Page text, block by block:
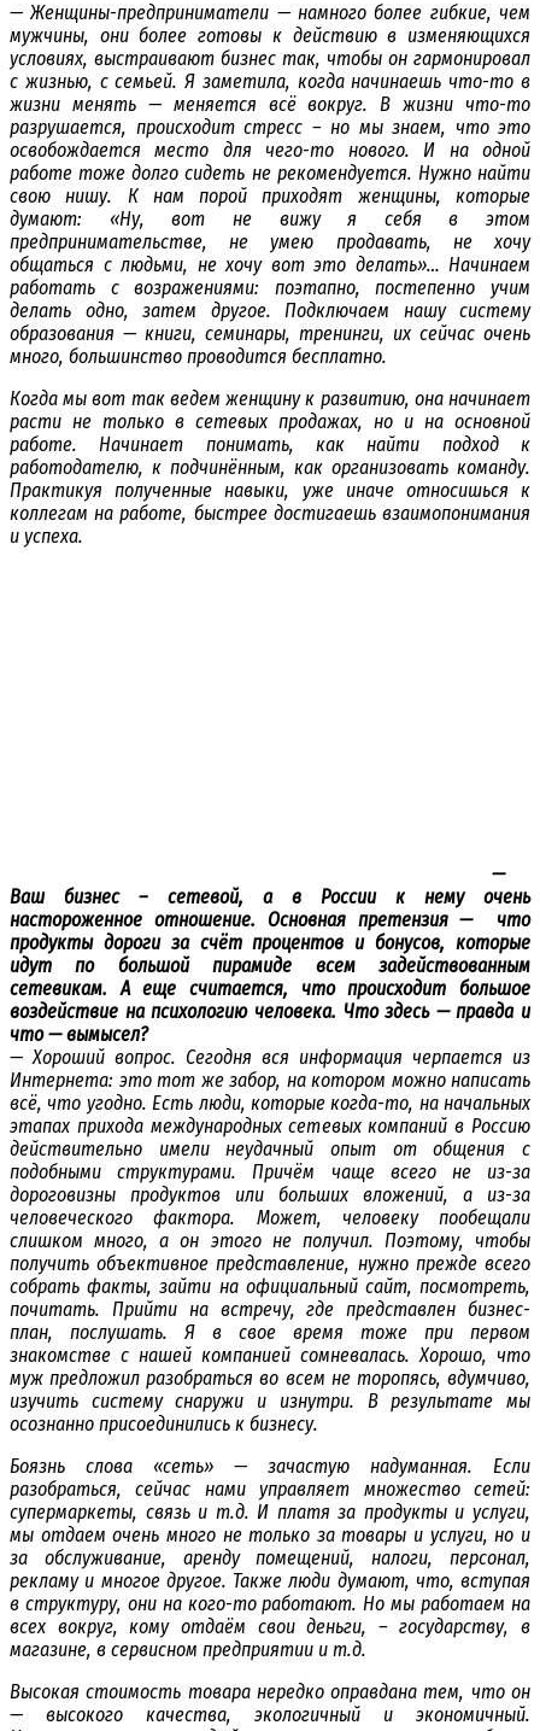
— Женщины-предприниматели — намного более гибкие, чем
мужчины, они более готовы к действию в изменяющихся
условиях, выстраивают бизнес так, чтобы он гармонировал
с жизнью, с семьей. Я заметила, когда начинаешь что-то в
жизни менять — меняется всё вокруг. В жизни что-то
разрушается, происходит стресс – но мы знаем, что это
освобождается место для чего-то нового. И на одной
работе тоже долго сидеть не рекомендуется. Нужно найти
свою нишу. К нам порой приходят женщины, которые
думают: «Ну, вот не вижу я себя в этом
предпринимательстве, не умею продавать, не хочу
общаться с людьми, не хочу вот это делать»… Начинаем
работать с возражениями: поэтапно, постепенно учим
делать одно, затем другое. Подключаем нашу систему
образования — книги, семинары, тренинги, их сейчас очень
много, большинство проводится бесплатно.
Когда мы вот так ведем женщину к развитию, она начинает
расти не только в сетевых продажах, но и на основной
работе. Начинает понимать, как найти подход к
работодателю, к подчинённым, как организовать команду.
Практикуя полученные навыки, уже иначе относишься к
коллегам на работе, быстрее достигаешь взаимопонимания
и успеха.
—
Ваш бизнес – сетевой, а в России к нему очень
настороженное отношение. Основная претензия — что
продукты дороги за счёт процентов и бонусов, которые
идут по большой пирамиде всем задействованным
сетевикам. А еще считается, что происходит большое
воздействие на психологию человека. Что здесь — правда и
что — вымысел?
— Хороший вопрос. Сегодня вся информация черпается из
Интернета: это тот же забор, на котором можно написать
всё, что угодно. Есть люди, которые когда-то, на начальных
этапах прихода международных сетевых компаний в Россию
действительно имели неудачный опыт от общения с
подобными структурами. Причём чаще всего не из-за
дороговизны продуктов или больших вложений, а из-за
человеческого фактора. Может, человеку пообещали
слишком много, а он этого не получил. Поэтому, чтобы
получить объективное представление, нужно прежде всего
собрать факты, зайти на официальный сайт, посмотреть,
почитать. Прийти на встречу, где представлен бизнес-
план, послушать. Я в свое время тоже при первом
знакомстве с нашей компанией сомневалась. Хорошо, что
муж предложил разобраться во всем не торопясь, вдумчиво,
изучить систему снаружи и изнутри. В результате мы
осознанно присоединились к бизнесу.
Боязнь слова «сеть» — зачастую надуманная. Если
разобраться, сейчас нами управляет множество сетей:
супермаркеты, связь и т.д. И платя за продукты и услуги,
мы отдаем очень много не только за товары и услуги, но и
за обслуживание, аренду помещений, налоги, персонал,
рекламу и многое другое. Также люди думают, что, вступая
в структуру, они на кого-то работают. Но мы работаем на
всех вокруг, кому отдаём свои деньги, – государству, в
магазине, в сервисном предприятии и т.д.
Высокая стоимость товара нередко оправдана тем, что он
— высокого качества, экологичный и экономичный.